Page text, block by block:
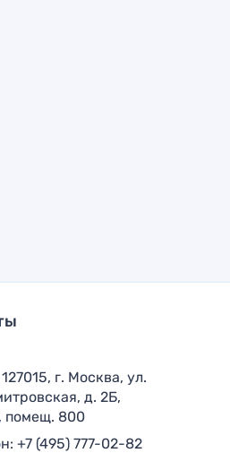
г. Москва, ул.
д. 2Б,
помещ. 800
+7 (495) 777-02-82